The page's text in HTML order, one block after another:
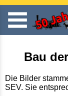
Bau
Die Bilder
SEV. Sie